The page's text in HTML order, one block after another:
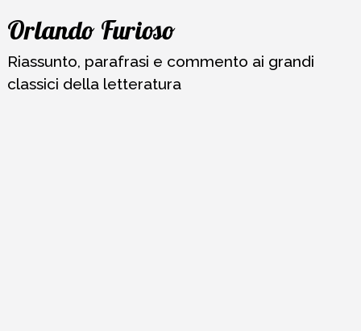
Vai
contenuto
Orlando Furioso
Riassunto, parafrasi e commento ai grandi
classici della letteratura